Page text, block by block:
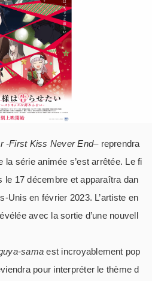
-First Kiss Never End– reprendra
la série animée s’est arrêtée. Le fi
le 17 décembre et apparaîtra dan
Unis en février 2023. L’artiste en
avec la sortie d’une nouvell
sama est incroyablement pop
pour interpréter le thème d